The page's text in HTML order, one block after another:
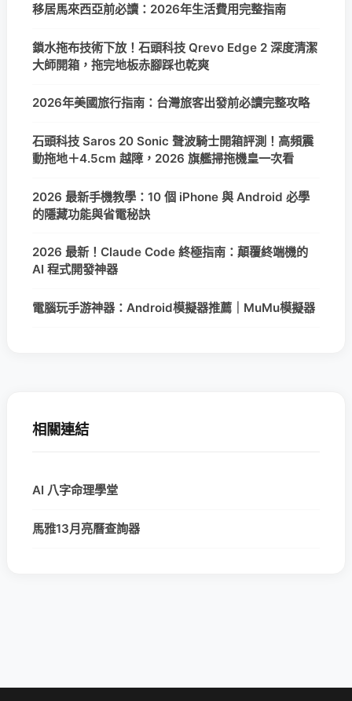
移居馬來西亞前必讀：2026年生活費用完整指南
鎖水拖布技術下放！石頭科技 Qrevo Edge 2 深度清潔
大師開箱，拖完地板赤腳踩也乾爽
2026年美國旅行指南：台灣旅客出發前必讀完整攻略
石頭科技 Saros 20 Sonic 聲波騎士開箱評測！高頻震
動拖地＋4.5cm 越障，2026 旗艦掃拖機皇一次看
2026 最新手機教學：10 個 iPhone 與 Android 必學
的隱藏功能與省電秘訣
2026 最新！Claude Code 終極指南：顛覆終端機的
AI 程式開發神器
電腦玩手游神器：Android模擬器推薦｜MuMu模擬器
相關連結
AI 八字命理學堂
馬雅13月亮曆查詢器